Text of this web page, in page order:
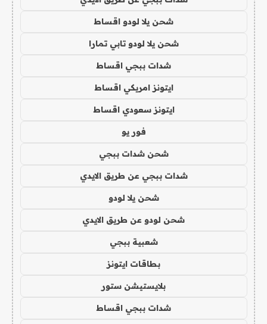
شحن يلا لودو اقساط
شحن يلا لودو تابي تمارا
شدات ببجي اقساط
ايتونز امريكي اقساط
ايتونز سعودي اقساط
فور يو
شحن شدات ببجي
شدات ببجي عن طريق الايدي
شحن يلا لودو
شحن لودو عن طريق الايدي
شعبية ببجي
بطاقات ايتونز
بلايستيشن ستور
شدات ببجي اقساط